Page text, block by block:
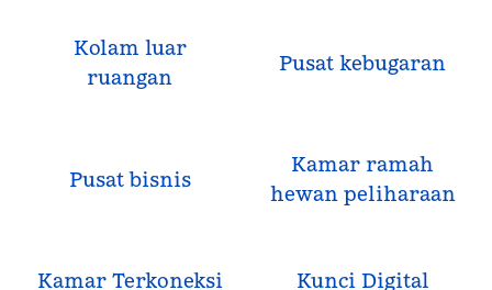
Kolam luar
ruangan
Pusat kebugaran
Pusat bisnis
Kamar ramah
hewan peliharaan
Kamar Terkoneksi Kunci Digital